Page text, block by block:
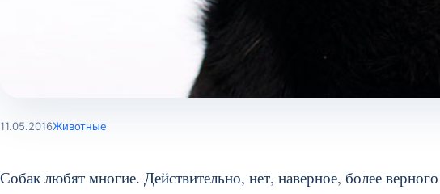
11.05.2016Животные
Собак любят многие. Действительно, нет, наверное, более